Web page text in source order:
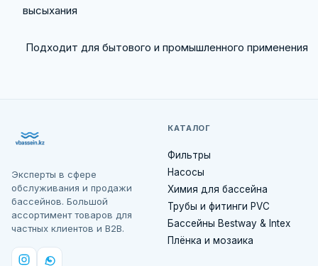
высыхания
Подходит для бытового и промышленного применения
Эксперты в сфере
обслуживания и продажи
бассейнов. Большой
ассортимент товаров для
частных клиентов и B2B.
КАТАЛОГ
Фильтры
Насосы
Химия для бассейна
Трубы и фитинги PVC
Бассейны Bestway & Intex
Плёнка и мозаика